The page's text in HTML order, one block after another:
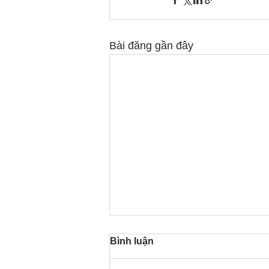
Bài đăng gần đây
Bình luận